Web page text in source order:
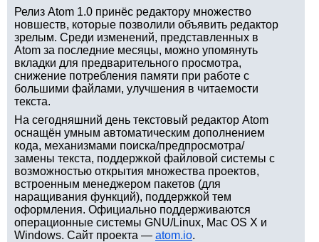
Релиз Atom 1.0 принёс редактору множество
новшеств, которые позволили объявить редактор
зрелым. Среди изменений, представленных в
Atom за последние месяцы, можно упомянуть
вкладки для предварительного просмотра,
снижение потребления памяти при работе с
большими файлами, улучшения в читаемости
текста.
На сегодняшний день текстовый редактор Atom
оснащён умным автоматическим дополнением
кода, механизмами поиска/предпросмотра/
замены текста, поддержкой файловой системы с
возможностью открытия множества проектов,
встроенным менеджером пакетов (для
наращивания функций), поддержкой тем
оформления. Официально поддерживаются
операционные системы GNU/Linux, Mac OS X и
Windows. Сайт проекта — atom.io.